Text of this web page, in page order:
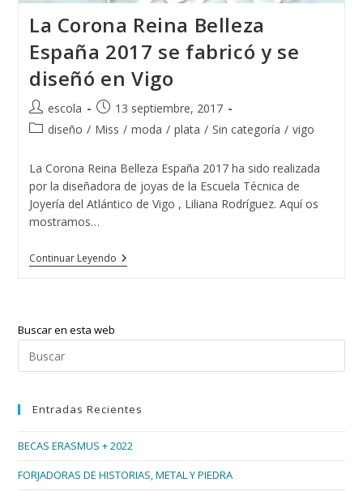
La Corona Reina Belleza
España 2017 se fabricó y se
diseñó en Vigo
Autor
de
escola
Publicación
de
13 septiembre, 2017
Categoría
la
entrada:
diseño / Miss / moda / plata / Sin categoría / vigo
La Corona Reina Belleza España 2017 ha sido realizada
por la diseñadora de joyas de la Escuela Técnica de
Joyería del Atlántico de Vigo , Liliana Rodríguez. Aquí os
mostramos…
Continuar LeyendoLa
Corona
Se
Se
Vigo
Buscar en esta web
Entradas Recientes
BECAS ERASMUS + 2022
FORJADORAS DE HISTORIAS, METAL Y PIEDRA